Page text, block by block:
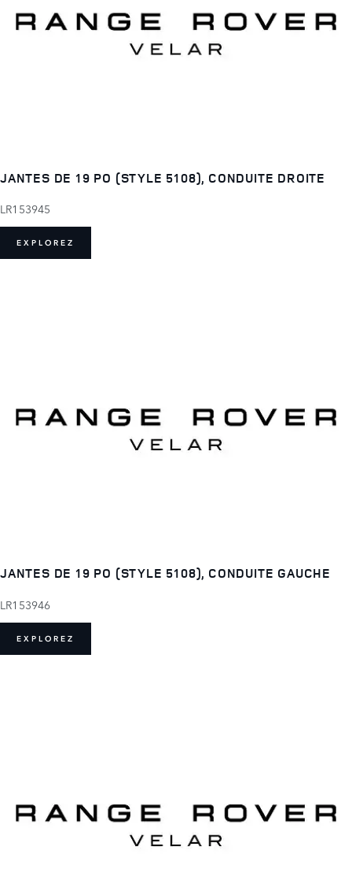
JANTES DE 19 PO (STYLE 5108), CONDUITE DROITE
LR153945
EXPLOREZ
JANTES DE 19 PO (STYLE 5108), CONDUITE GAUCHE
LR153946
EXPLOREZ